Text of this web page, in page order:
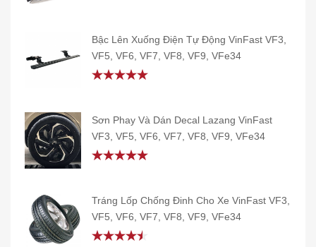
Bậc Lên Xuống Điện Tự Động VinFast VF3,
VF5, VF6, VF7, VF8, VF9, VFe34
Sơn Phay Và Dán Decal Lazang VinFast
VF3, VF5, VF6, VF7, VF8, VF9, VFe34
Tráng Lốp Chống Đinh Cho Xe VinFast VF3,
VF5, VF6, VF7, VF8, VF9, VFe34